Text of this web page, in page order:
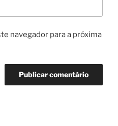
navegador para a próxima